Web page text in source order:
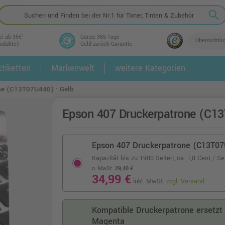
search
ab 35€¹
Ganze 365 Tage
Geld-zurück-Garantie
2.
Markenwelt weitere Kategorien
(C13T07U440) · Gelb
Epson 407 Druckerpatrone
Epson 407 Druckerpatrone
Kapazität bis zu 1900 Seiten, ca. 1,8 Cent /
o. MwSt. 29,40 €
34,99 € inkl. MwSt. zzgl. Versand
Kompatible Druckerpatrone ersetzt
Magenta